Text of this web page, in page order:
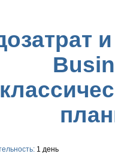
1 день